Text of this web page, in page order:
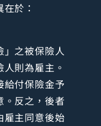
於：
」之被保險人
則為雇主。
給付保險金予
。反之，後者
雇主同意後始